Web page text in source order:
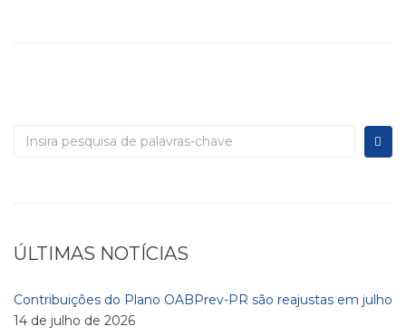
ÚLTIMAS NOTÍCIAS
Contribuições do Plano OABPrev-PR são reajustas em julho
14 de julho de 2026